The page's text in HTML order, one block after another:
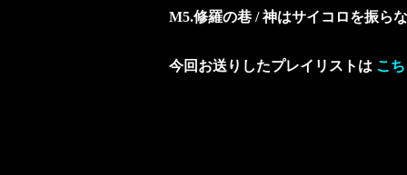
M5.修羅の巷 / 神はサイコロを振ら
今回お送りしたプレイリストは こ